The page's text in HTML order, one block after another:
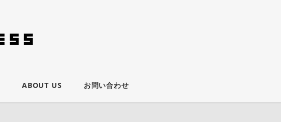
ABOUT US お問い合わせ